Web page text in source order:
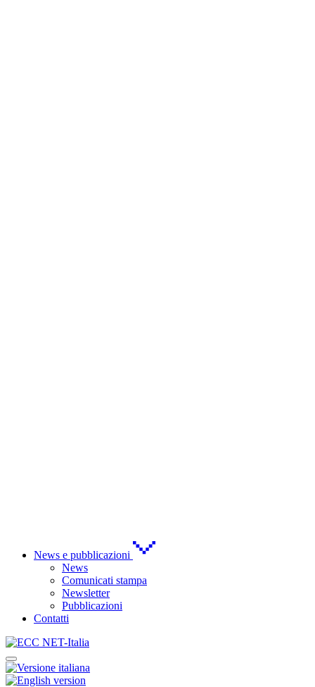
News e pubblicazioni
News
Comunicati stampa
Newsletter
Pubblicazioni
Contatti